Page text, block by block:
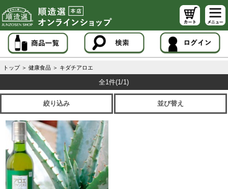
トップ ＞ 健康食品 ＞ キダチアロエ
全1件(1/1)
絞り込み 並び替え